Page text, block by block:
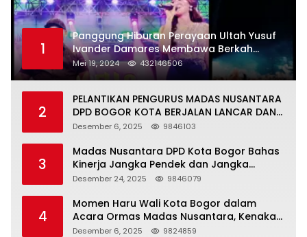
1
Panggung Hiburan Perayaan Ultah Yusuf
Ivander Damares Membawa Berkah
Warga Kejapanan
Mei 19, 2024 432146506
2
PELANTIKAN PENGURUS MADAS NUSANTARA
DPD BOGOR KOTA BERJALAN LANCAR DAN
KHIDMAT
Desember 6, 2025 9846103
3
Madas Nusantara DPD Kota Bogor Bahas
Kinerja Jangka Pendek dan Jangka
Panjang
Desember 24, 2025 9846079
4
Momen Haru Wali Kota Bogor dalam
Acara Ormas Madas Nusantara, Kenakan
Peci Hitam Tinggi sebagai Simbol
Desember 6, 2025 9824859